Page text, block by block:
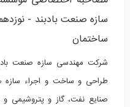
شرکت
بخشی
سازه صنعت بادبند -
ساختمان
شرکت مهندسی سازه صنعت
طراحی و ساخت و اجراء سازه
صنایع نفت، گاز و پتروشیمی و